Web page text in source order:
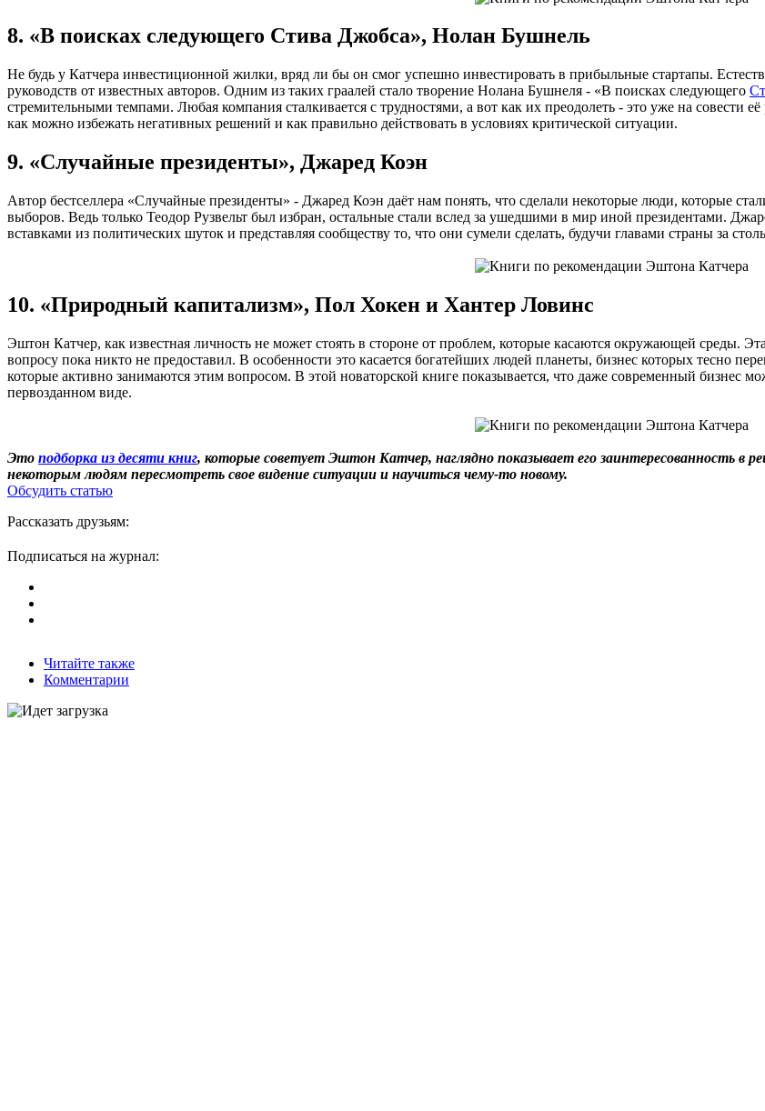
8. «В поисках следующего Стива Джобса», Нолан Бушнель
Не будь у Катчера инвестиционной жилки, вряд ли бы он смог успешно инвестировать в прибыльные стартапы.
руководств от известных авторов. Одним из таких граалей стало творение Нолана Бушнеля - «В поисках следующего
стремительными темпами. Любая компания сталкивается с трудностями, а вот как их преодолеть - это уже на совести
как можно избежать негативных решений и как правильно действовать в условиях критической ситуации.
9. «Случайные президенты», Джаред Коэн
Автор бестселлера «Случайные президенты» - Джаред Коэн даёт нам понять, что сделали некоторые люди, которые
выборов. Ведь только Теодор Рузвельт был избран, остальные стали вслед за ушедшими в мир иной президентами.
вставками из политических шуток и представляя сообществу то, что они сумели сделать, будучи главами страны за
10. «Природный капитализм», Пол Хокен и Хантер Ловинс
Эштон Катчер, как известная личность не может стоять в стороне от проблем, которые касаются окружающей среды.
вопросу пока никто не предоставил. В особенности это касается богатейших людей планеты, бизнес которых тесно
которые активно занимаются этим вопросом. В этой новаторской книге показывается, что даже современный бизнес
первозданном виде.
Это подборка из десяти книг, которые советует Эштон Катчер, наглядно показывает его заинтересованность в
некоторым людям пересмотреть свое видение ситуации и научиться чему-то новому.
Обсудить статью
Рассказать друзьям:
Подписаться на журнал:
Читайте также
Комментарии